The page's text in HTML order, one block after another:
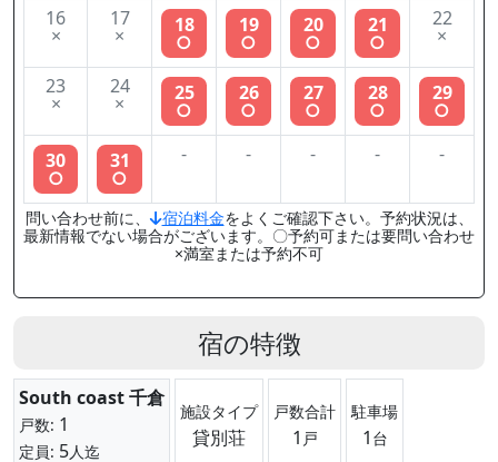
16
×
17
× 18
○
19
○
20
○
21
○
22
×
23
×
24
× 25
○
26
○
27
○
28
○
29
○
30
○
31
○
- - - - -
問い合わせ前に、 宿泊料金をよくご確認下さい。予約状況は、
最新情報でない場合がございます。〇予約可または要問い合わせ
×満室または予約不可
宿の特徴
South coast 千倉
戸数: 1
定員: 5人迄
施設タイプ
貸別荘
戸数合計
1 戸
駐車場
1 台